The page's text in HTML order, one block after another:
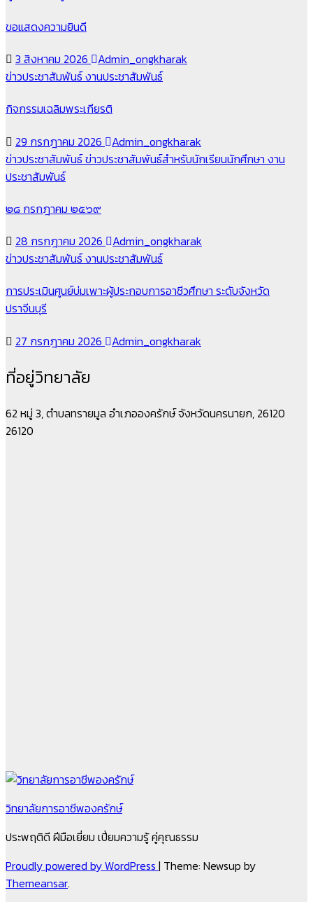
ขอแสดงความยินดี
3 สิงหาคม 2026
Admin_ongkharak
ข่าวประชาสัมพันธ์งานประชาสัมพันธ์
กิจกรรมเฉลิมพระเกียรติ
29 กรกฎาคม 2026
Admin_ongkharak
ข่าวประชาสัมพันธ์ข่าวประชาสัมพันธ์สำหรับนักเรียนนักศึกษา งาน
ประชาสัมพันธ์
๒๘ กรกฎาคม ๒๕๖๙
28 กรกฎาคม 2026
Admin_ongkharak
ข่าวประชาสัมพันธ์งานประชาสัมพันธ์
การประเมินศูนย์บ่มเพาะผู้ประกอบการอาชีวศึกษา ระดับจังหวัด
ปราจีนบุรี
27 กรกฎาคม 2026
Admin_ongkharak
ที่อยู่วิทยาลัย
62 หมู่ 3, ตำบลทรายมูล อำเภอองครักษ์ จังหวัดนครนายก, 26120
26120
วิทยาลัยการอาชีพองครักษ์
ประพฤติดี ฝีมือเยี่ยม เปี่ยมความรู้ คู่คุณธรรม
Proudly powered by WordPress | Theme: Newsup by
Themeansar.